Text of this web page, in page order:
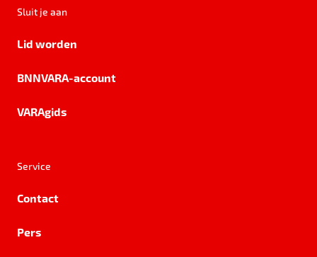
Sluit je aan
Lid worden
BNNVARA-account
VARAgids
Service
Contact
Pers